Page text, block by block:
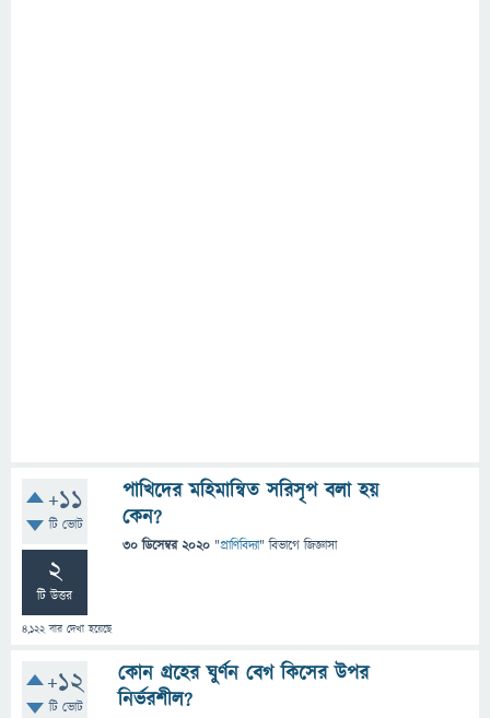
+11
টি ভোট
2
টি উত্তর
4,122বার দেখা হয়েছে
পাখিদের মহিমান্বিত সরিসৃপ বলা হয়
কেন?
30 ডিসেম্বর 2020 "প্রাণিবিদ্যা" বিভাগে জিজ্ঞাসা
+12
টি ভোট
কোন গ্রহের ঘুর্ণন বেগ কিসের উপর
নির্ভরশীল?